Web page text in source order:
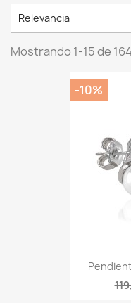
Relevancia
Mostrando 1-15 de
-10%